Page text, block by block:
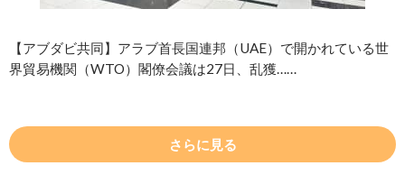
【アブダビ共同】アラブ首長国連邦（UAE）で開かれている世
界貿易機関（WTO）閣僚会議は27日、乱獲……
さらに見る